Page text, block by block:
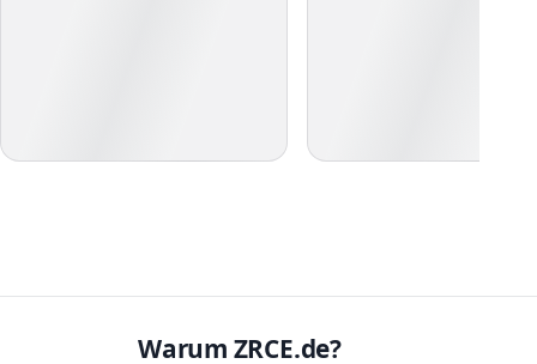
Warum ZRCE.de?